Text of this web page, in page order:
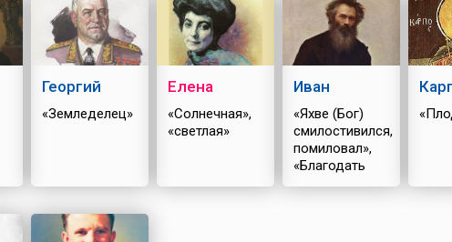
Георгий
«Земледелец»
Елена
«Солнечная»,
«светлая»
Иван
«Яхве (Бог)
смилостивился,
помиловал»,
«Благодать
Божия»